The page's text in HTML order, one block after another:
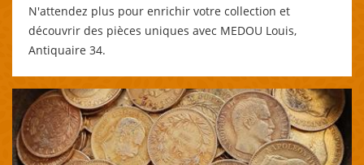
N'attendez plus pour enrichir votre collection et
découvrir des pièces uniques avec MEDOU Louis,
Antiquaire 34.